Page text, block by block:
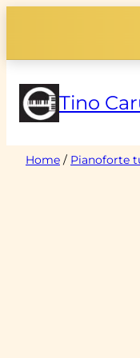
contenuto
Tino
Home / Pianoforte